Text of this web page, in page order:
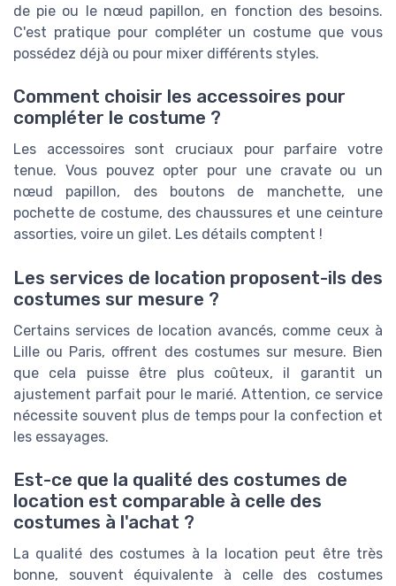
de pie ou le nœud papillon, en fonction des besoins.
C'est pratique pour compléter un costume que vous
possédez déjà ou pour mixer différents styles.
Comment choisir les accessoires pour
compléter le costume ?
Les accessoires sont cruciaux pour parfaire votre
tenue. Vous pouvez opter pour une cravate ou un
nœud papillon, des boutons de manchette, une
pochette de costume, des chaussures et une ceinture
assorties, voire un gilet. Les détails comptent !
Les services de location proposent-ils des
costumes sur mesure ?
Certains services de location avancés, comme ceux à
Lille ou Paris, offrent des costumes sur mesure. Bien
que cela puisse être plus coûteux, il garantit un
ajustement parfait pour le marié. Attention, ce service
nécessite souvent plus de temps pour la confection et
les essayages.
Est-ce que la qualité des costumes de
location est comparable à celle des
costumes à l'achat ?
La qualité des costumes à la location peut être très
bonne, souvent équivalente à celle des costumes